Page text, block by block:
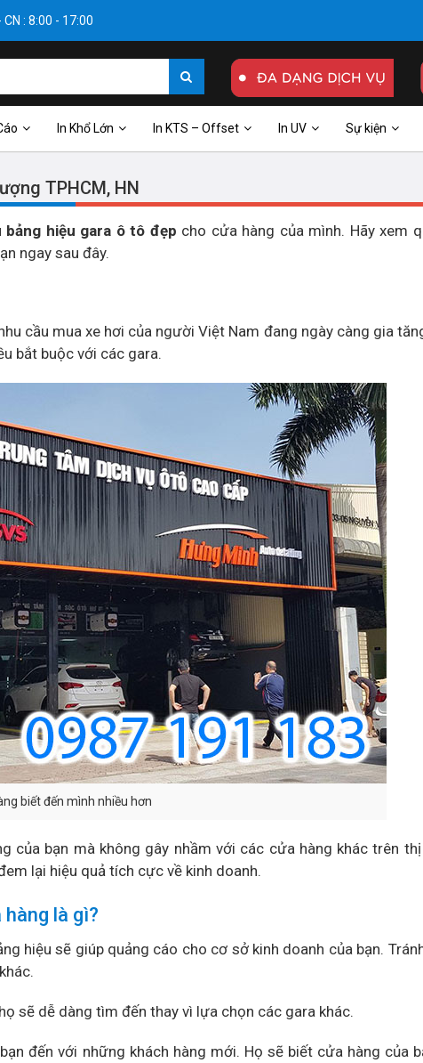
: 8:00 - 17:00
In Khổ Lớn In KTS – Offset In UV Sự kiện
TPHCM, HN
bảng hiệu gara ô tô đẹp cho cửa hàng của mình. Hãy xem
ngay sau đây.
cầu mua xe hơi của người Việt Nam đang ngày càng gia
bắt buộc với các gara.
biết đến mình nhiều hơn
của bạn mà không gây nhầm với các cửa hàng khác trên
lại hiệu quả tích cực về kinh doanh.
là gì?
hiệu sẽ giúp quảng cáo cho cơ sở kinh doanh của bạn.
sẽ dễ dàng tìm đến thay vì lựa chọn các gara khác.
đến với những khách hàng mới. Họ sẽ biết cửa hàng của